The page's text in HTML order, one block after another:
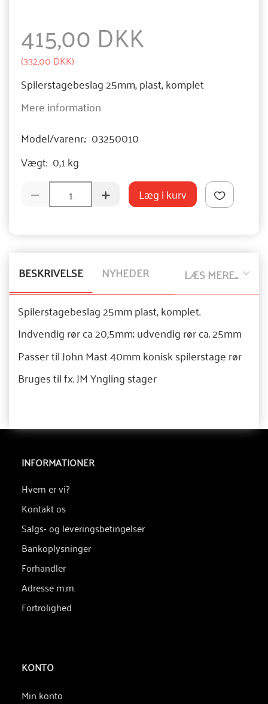
415,00 DKK
(332,00 DKK)
Spilerstagebeslag 25mm, plast, komplet
Mere information
Model/varenr.: 03250010
Vægt: 0,1 kg
Læg i kurv
LÆS MERE...
BESKRIVELSE NYHEDER
Spilerstagebeslag 25mm plast, komplet.
Indvendig rør ca 20,5mm; udvendig rør ca. 25mm
Passer til John Mast 40mm konisk spilerstage rør
Bruges til fx. JM Yngling stager
INFORMATIONER
Hvem er vi?
Kontakt os
Salgs- og leveringsbetingelser
Bankoplysninger
Forhandler
Adresse m.m.
Fortrolighed
KONTO
Min konto